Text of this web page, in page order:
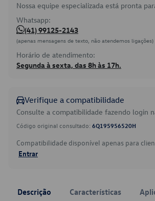
Nossa equipe especializada está pronta
Whatsapp:
(41) 99125-2143
(apenas mensagens de texto, não atendemos ligações)
Horário de atendimento:
Segunda à sexta, das 8h às 17h.
Verifique a compatibilidade
Consulte a compatibilidade fazendo login
Código original consultado: 6Q195956520H
Compatibilidade disponível apenas para
Entrar
Descrição Características